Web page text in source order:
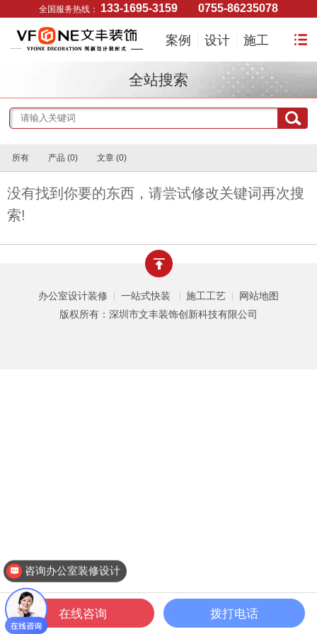
全国服务热线： 133-1695-3159 0755-86235078
案例 设计 施工
全站搜索
所有 产品 (0) 文章 (0)
没有找到你要的东西，请尝试修改关键词再次搜
索!
办公室设计装修 | 一站式快装 | 施工工艺 |
网站地图
版权所有：深圳市文丰装饰创新科技有限公司
一键拨打 公装案例 公装设计 关于文丰
咨询办公室装修设计
在线咨询 拨打电话